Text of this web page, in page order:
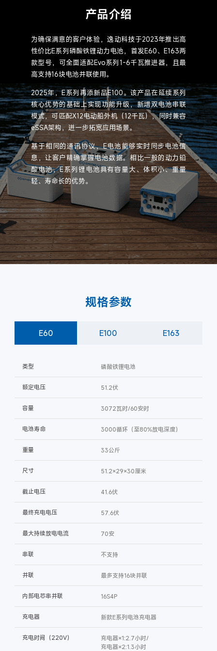
产品介绍
为确保满意的客户体验，逸动科技于2023年推出高
性价比E系列磷酸铁锂动力电池，首发E60、E163两
款型号，可全面适配Evo系列1-6千瓦推进器，且最
高支持16块电池并联使用。
2025年，E系列再添新品E100。该产品在延续系列
核心优势的基础上实现功能升级，新增双电池串联
模式，可匹配X12电动船外机（12千瓦），同时兼容
eSSA架构，进一步拓宽应用场景。
基于相同的通讯协议，E电池能够实时同步电池信
息，让客户精确掌握电池数据。相比一般的动力铅
酸电池，E系列锂电池具有容量大、体积小、重量
轻、寿命长的优势。
规格参数
E60 E100 E163
类型 磷酸铁锂电池
额定电压 51.2伏
容量 3072瓦时/60安时
电池寿命 3000循环（至80%放电深度）
重量 33公斤
尺寸 51.2×29×30厘米
截止电压 41.6伏
最终充电电压 57.6伏
最大持续放电电流 70安
串联 不支持
并联 最多支持16块并联
内部电芯串并联 16S4P
充电器 新款E系列电池充电器
充电时间（220V）
充电器×1:2.7小时/
充电器×2:1.3小时